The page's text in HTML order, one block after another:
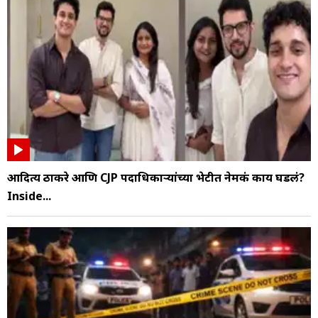
आदित्य ठाकरे आणि CJP पदाधिकाऱ्यांच्या भेटीत नेमकं काय घडलं?
Inside...